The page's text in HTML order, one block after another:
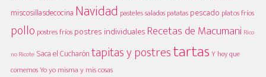
miscosillasdecocina Navidad pasteles salados patatas pescado platos fríos
pollo postres fríospostres individuales Recetas de Macumani Rico
no Ricote Saca el Cucharóntapitas y postrestartas Y hoy que
comemosYo yo misma y mis cosas